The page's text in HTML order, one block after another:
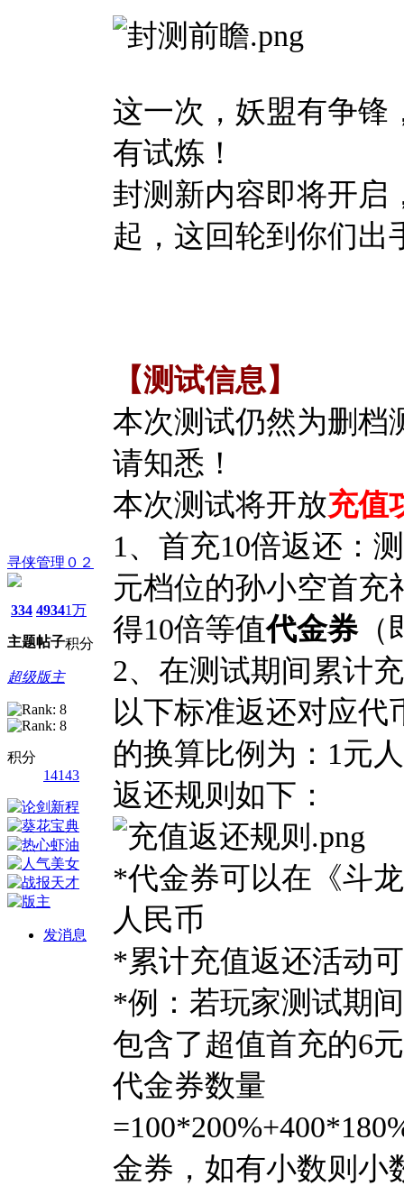
寻侠管理０２
334
主题
4934
帖子
1万
积分
超级版主
积分
14143
发消息
这一次，妖盟有争锋
有试炼！
封测新内容即将开启
起，这回轮到你们出
【测试信息】
本次测试仍然为删档
请知悉 ！
本次测试将开放充值
1、首充10倍返还：
元档位的孙小空首充
得10倍等值代金券（
2、 在测试期间累计
以下标准返还对应代
的换算比例为：1元
返还规则如下：
*代金券可以在《斗
人民币
*累计充值返还活动
*例：若玩家测试期
包含了超值首充的6
代金券数量
金券，如有小数则小